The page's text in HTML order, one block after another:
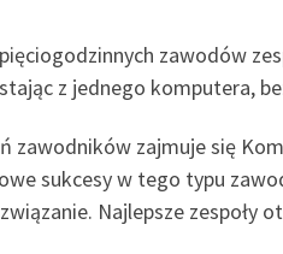
zawodów
z jednego komputera,
zajmuje się
sukcesy w tego typu
Najlepsze zespoły